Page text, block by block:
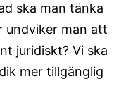
ska man tänka
undviker man att
juridiskt? Vi ska
mer tillgänglig